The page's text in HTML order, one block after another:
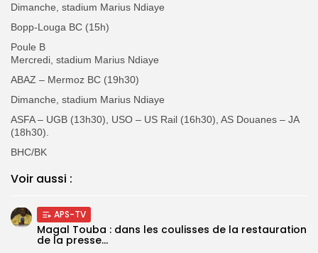
Dimanche, stadium Marius Ndiaye
Bopp-Louga BC (15h)
Poule B
Mercredi, stadium Marius Ndiaye
ABAZ – Mermoz BC (19h30)
Dimanche, stadium Marius Ndiaye
ASFA – UGB (13h30), USO – US Rail (16h30), AS Douanes – JA
(18h30).
BHC/BK
Voir aussi :
APS-TV
Magal Touba : dans les coulisses de la restauration
de la presse...